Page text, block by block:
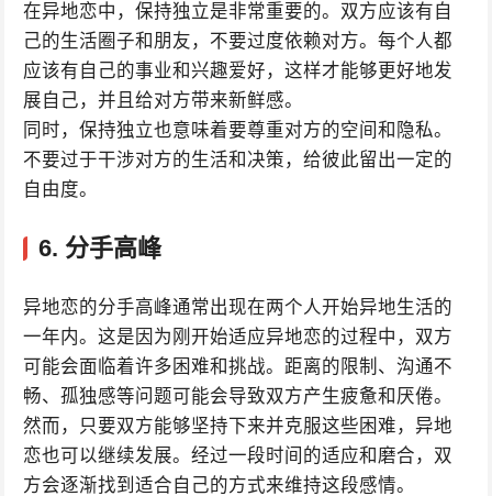
在异地恋中，保持独立是非常重要的。双方应该有自
己的生活圈子和朋友，不要过度依赖对方。每个人都
应该有自己的事业和兴趣爱好，这样才能够更好地发
展自己，并且给对方带来新鲜感。
同时，保持独立也意味着要尊重对方的空间和隐私。
不要过于干涉对方的生活和决策，给彼此留出一定的
自由度。
6. 分手高峰
异地恋的分手高峰通常出现在两个人开始异地生活的
一年内。这是因为刚开始适应异地恋的过程中，双方
可能会面临着许多困难和挑战。距离的限制、沟通不
畅、孤独感等问题可能会导致双方产生疲惫和厌倦。
然而，只要双方能够坚持下来并克服这些困难，异地
恋也可以继续发展。经过一段时间的适应和磨合，双
方会逐渐找到适合自己的方式来维持这段感情。